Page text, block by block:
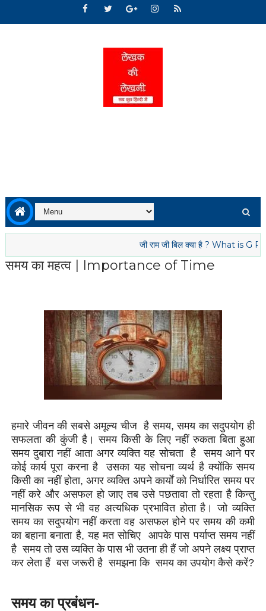
जी राम जी बिल क्या है ? What is G RAM G
समय का महत्व | Importance of Time
हमारे जीवन की सबसे अमूल्य चीज है समय, समय का सदुपयोग ही
सफलता की कुंजी है। समय किसी के लिए नहीं रुकता बिता हुआ
समय दुबारा नहीं आता अगर व्यक्ति यह सोचता है समय आने पर
कोई कार्य पूरा करना है उसका यह सोचना व्यर्थ है क्योंकि समय
किसी का नहीं होता, अगर व्यक्ति अपने कार्यों को निर्धारित समय पर
नहीं करे और असफल हो जाए तब उसे पछतावा तो रहता है किन्तु
मानसिक रूप से भी वह अत्यधिक प्रभावित होता है। जो व्यक्ति
समय का सदुपयोग नहीं करता वह असफल होने पर समय की कमी
का बहाना बनाता है, यह मत सोचिए आपके पास पर्याप्त समय नहीं
है समय तो उस व्यक्ति के पास भी उतना ही हैं जो अपने लक्ष्य प्राप्त
कर लेता हैं बस जरूरी है समझना कि समय का उपयोग कैसे करें?
समय का प्रबंधन-